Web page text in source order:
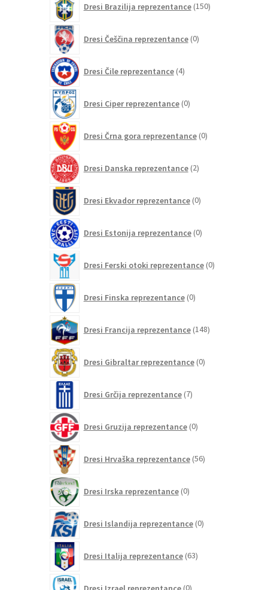
Dresi Brazilija reprezentance 150izdelkov
Dresi Češčina reprezentance 0izdelkov
Dresi Čile reprezentance 4izdelki
Dresi Ciper reprezentance 0izdelkov
Dresi Črna gora reprezentance 0izdelkov
Dresi Danska reprezentance 2izdelka
Dresi Ekvador reprezentance 0izdelkov
Dresi Estonija reprezentance 0izdelkov
Dresi Ferski otoki reprezentance 0izdelkov
Dresi Finska reprezentance 0izdelkov
Dresi Francija reprezentance 148izdelkov
Dresi Gibraltar reprezentance 0izdelkov
Dresi Grčija reprezentance 7izdelkov
Dresi Gruzija reprezentance 0izdelkov
Dresi Hrvaška reprezentance 56izdelkov
Dresi Irska reprezentance 0izdelkov
Dresi Islandija reprezentance 0izdelkov
Dresi Italija reprezentance 63izdelkov